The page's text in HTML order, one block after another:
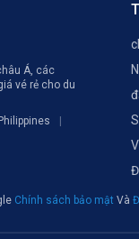
Á, các
vé rẻ cho du
Philippines
Chính sách bảo mật Và